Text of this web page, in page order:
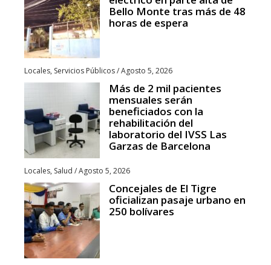
Bello Monte tras más de 48
horas de espera
Locales, Servicios Públicos/Agosto 5, 2026
Más de 2 mil pacientes
mensuales serán
beneficiados con la
rehabilitación del
laboratorio del IVSS Las
Garzas de Barcelona
Locales, Salud /Agosto 5, 2026
Concejales de El Tigre
oficializan pasaje urbano en
250 bolívares